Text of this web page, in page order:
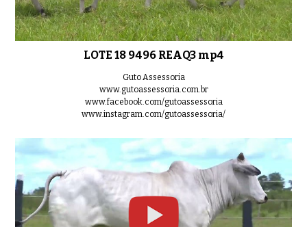
LOTE 18 9496 REAQ3 mp4
Guto Assessoria
www.gutoassessoria.com.br
www.facebook.com/gutoassessoria
www.instagram.com/gutoassessoria/